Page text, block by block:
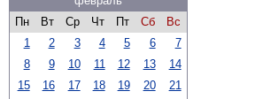
Пн
Вт Ср Чт Пт Сб
Вс
1
2 3 4 5 6
7
8
9 10 11 12 13
14
15
16 17 18 19 20
21